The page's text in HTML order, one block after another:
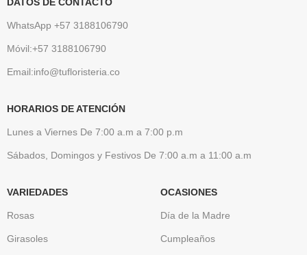
WhatsApp +57 3188106790
Móvil:+57 3188106790
Email:info@tufloristeria.co
HORARIOS DE ATENCIÓN
Lunes a Viernes De 7:00 a.m a 7:00 p.m
Sábados, Domingos y Festivos De 7:00 a.m a 11:00 a.m
VARIEDADES
Rosas
Girasoles
OCASIONES
Día de la Madre
Cumpleaños